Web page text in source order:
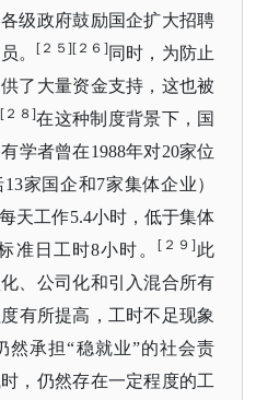
级政府鼓励国企扩大招聘
。[２５][２６]同时，为防止
了大量资金支持，这也被
２８]在这种制度背景下，国
学者曾在1988年对20家位
家国企和7家集体企业）
天工作5.4小时，低于集体
准日工时8小时。
[２９] 此
、公司化和引入混合所有
有所提高，工时不足现象
然承担“稳就业”的社会责
，仍然存在一定程度的工